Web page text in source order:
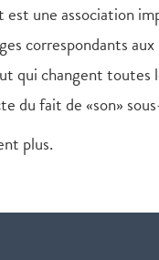
une association
correspondants
qui changent toutes
du fait de «son»
plus.